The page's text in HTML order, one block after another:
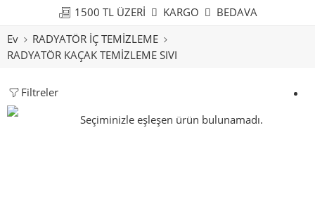
1500 TL ÜZERİ KARGO
BEDAVA
Ev
RADYATÖR İÇ TEMİZLEME
RADYATÖR KAÇAK TEMİZLEME SIVI
Filtreler
Seçiminizle eşleşen ürün bulunamadı.